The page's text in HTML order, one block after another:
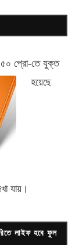
৫০ প্রো-তে যুক্ত
হয়েছে
যায়।
লাইফ হবে ফুল